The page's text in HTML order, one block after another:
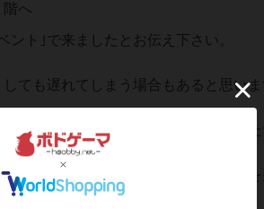
階へ
ント｣で来ましたとお伝え下さい。
ても遅れてしまう場合もあると思い
キャンセルされる場合は、お申込みし
・地震など特別な天災の場合には状況